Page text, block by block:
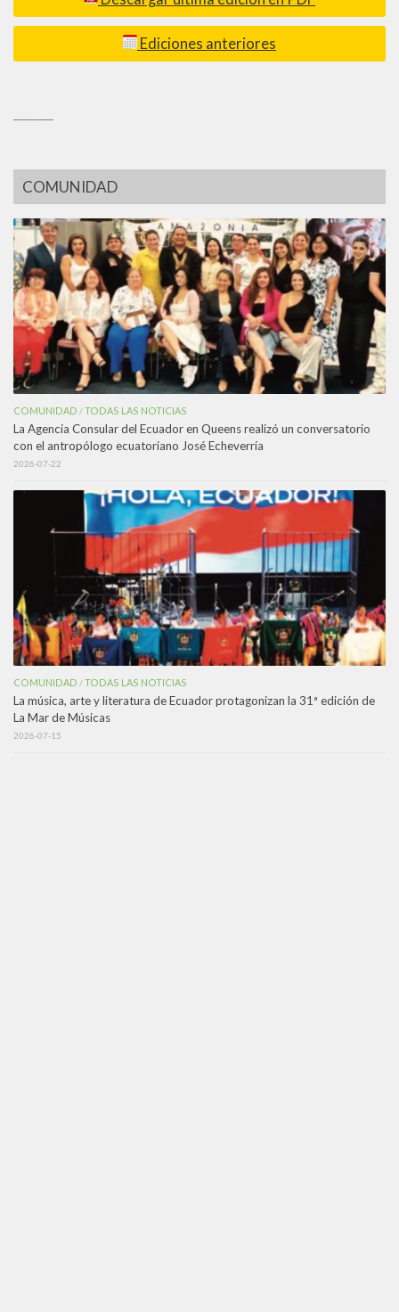
Ediciones anteriores
COMUNIDAD
COMUNIDAD /TODAS LAS NOTICIAS
La Agencia Consular del Ecuador en Queens realizó un conversatorio
con el antropólogo ecuatoriano José Echeverría
2026-07-22
COMUNIDAD /TODAS LAS NOTICIAS
La música, arte y literatura de Ecuador protagonizan la 31ª edición de
La Mar de Músicas
2026-07-15